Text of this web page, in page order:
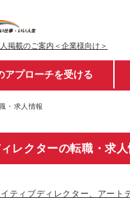
掲載のご案内＜企業様向け＞
アプローチを受ける
・求人情報
レクターの転職・求人
ティブディレクター、アート